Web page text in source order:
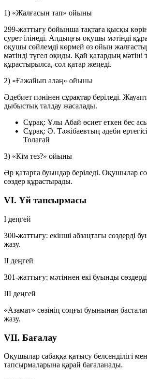
1) «Жалғасын тап» ойыны
299-жаттығу бойынша тақтаға қысқы
сурет ілінеді. Алдыңғы оқушы мәтінді
оқушы сөйлемді көрмей өз ойын
мәтінді түгел оқиды. Қай қатардың мәтіні
құрастырылса, сол қатар жеңеді.
2) «Ғажайып алаң» ойыны
Әдебиет пәнінен сұрақтар беріледі.
дыбыстық талдау жасалады.
Сұрақ: Ұлы Абай өсиет еткен бес
Сұрақ: Ә. Тәжібаевтың әдеби
Толағай
3) «Кім тез?» ойыны
Әр қатарға буындар беріледі. Оқушылар
сөздер құрастырады.
VI. Үй тапсырмасы
I деңгей
300-жаттығу: екінші абзацтағы сөздерді
жазу.
II деңгей
301-жаттығу: мәтіннен екі буынды
III деңгей
«Азамат» сөзінің соңғы буынынан
жазу.
VII. Бағалау
Оқушылар сабаққа қатысу белсенділігі
тапсырмаларына қарай бағаланады.